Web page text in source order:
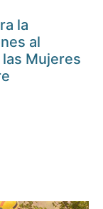
la
al
Mujeres